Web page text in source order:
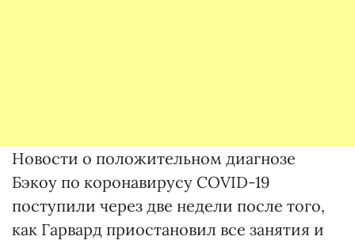
Новости о положительном диагнозе
Бэкоу по коронавирусу COVID-19
поступили через две недели после того,
как Гарвард приостановил все занятия и